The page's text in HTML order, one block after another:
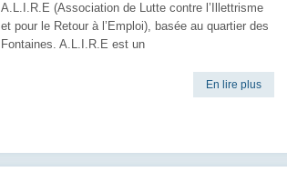
A.L.I.R.E (Association de Lutte contre l’Illettrisme
et pour le Retour à l’Emploi), basée au quartier des
Fontaines. A.L.I.R.E est un
En lire plus